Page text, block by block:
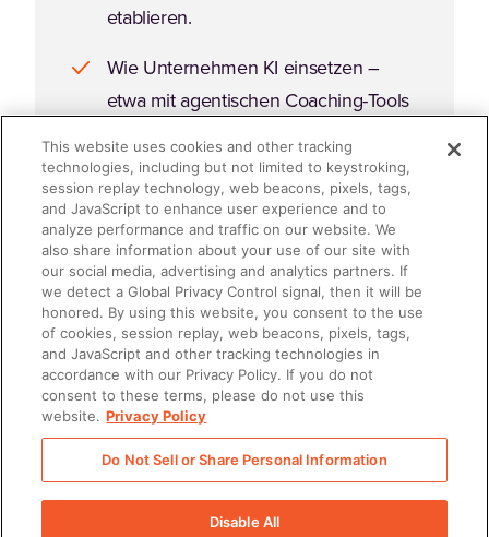
etablieren.
Wie Unternehmen KI einsetzen –
etwa mit agentischen Coaching-Tools
um die Produktivität von Beratern zu
steigern und Kundeninteraktionen zu
verbessern.
Wie Unternehmen Defizite bei
Beraterschulungen,
funktionsübergreifender Abstimmung
und der Umsetzung von GTM-
Strategien beheben.
This website uses cookies and other tracking
technologies, including but not limited to keystroking,
session replay technology, web beacons, pixels, tags,
and JavaScript to enhance user experience and to
analyze performance and traffic on our website. We
also share information about your use of our site with
our social media, advertising and analytics partners. If
we detect a Global Privacy Control signal, then it will be
honored. By using this website, you consent to the use
of cookies, session replay, web beacons, pixels, tags,
and JavaScript and other tracking technologies in
accordance with our Privacy Policy. If you do not
consent to these terms, please do not use this
website. Privacy Policy
Do Not Sell or Share Personal Information
Disable All